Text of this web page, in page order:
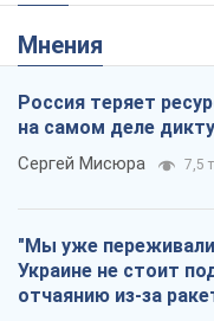
Мнения
Россия теряет
на самом деле
Сергей Мисюра 7,5
"Мы уже
Украине не стоит
отчаянию из-за